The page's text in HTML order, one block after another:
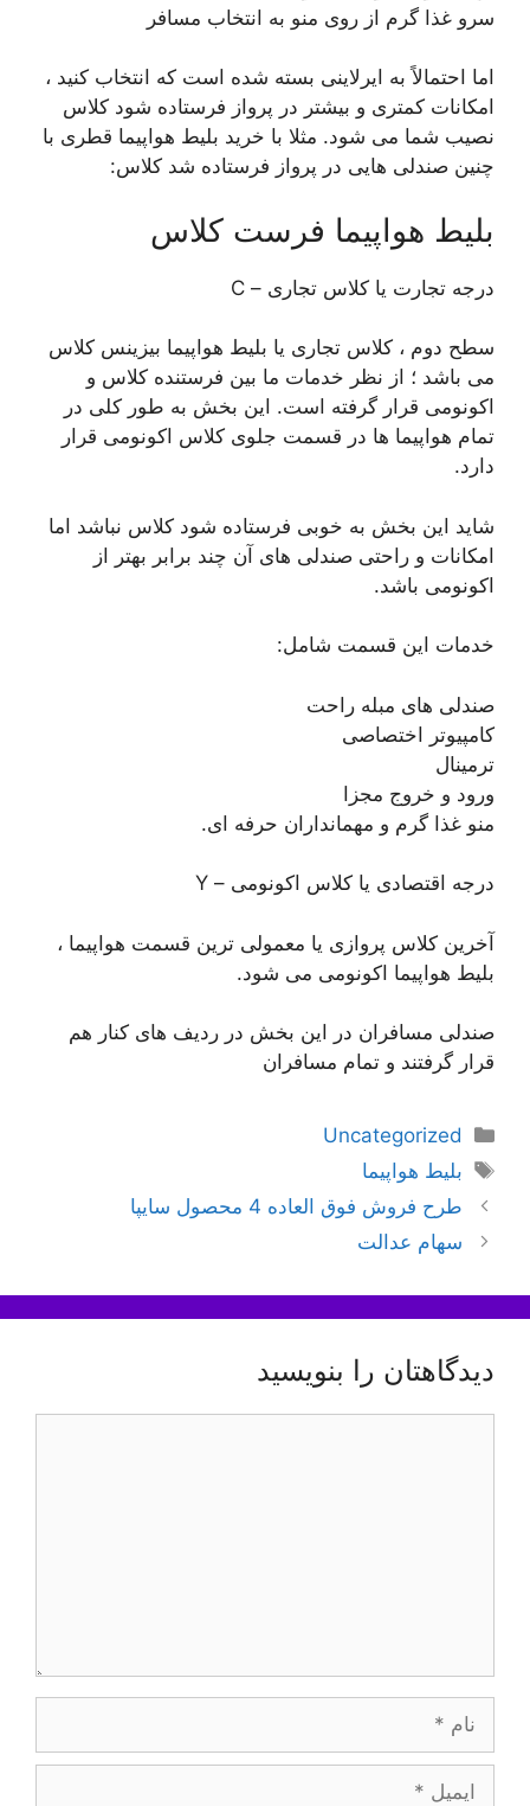
سرو غذا گرم از روی منو به انتخاب مسافر
اما احتمالاً به ایرلاینی بسته شده است که انتخاب کنید ،
امکانات کمتری و بیشتر در پرواز فرستاده شود کلاس
نصیب شما می شود. مثلا با خرید بلیط هواپیما قطری با
چنین صندلی هایی در پرواز فرستاده شد کلاس:
بلیط هواپیما فرست کلاس
درجه تجارت یا کلاس تجاری – C
سطح دوم ، کلاس تجاری یا بلیط هواپیما بیزینس کلاس
می باشد ؛ از نظر خدمات ما بین فرستنده کلاس و
اکونومی قرار گرفته است. این بخش به طور کلی در
تمام هواپیما ها در قسمت جلوی کلاس اکونومی قرار
دارد.
شاید این بخش به خوبی فرستاده شود کلاس نباشد اما
امکانات و راحتی صندلی های آن چند برابر بهتر از
اکونومی باشد.
خدمات این قسمت شامل:
صندلی های مبله راحت
کامپیوتر اختصاصی
ترمینال
ورود و خروج مجزا
منو غذا گرم و مهمانداران حرفه ای.
درجه اقتصادی یا کلاس اکونومی – Y
آخرین کلاس پروازی یا معمولی ترین قسمت هواپیما ،
بلیط هواپیما اکونومی می شود.
صندلی مسافران در این بخش در ردیف های کنار هم
قرار گرفتند و تمام مسافران
دسته‌ها
Uncategorized
برچسب‌ها
بلیط هواپیما
ناوبری
نوشته‌ها
طرح فروش فوق العاده 4 محصول سایپا
سهام عدالت
دیدگاهتان را بنویسید
ایمیل